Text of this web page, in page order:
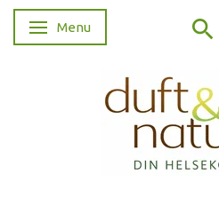
Skifte navigation
Menu